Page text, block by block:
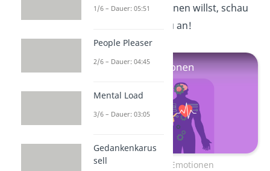
Grundemotionen lernen willst, schau
dazu an!
Zum Video: Emotionen
1/6 – Dauer: 05:51
People Pleaser
2/6 – Dauer: 04:45
Mental Load
3/6 – Dauer: 03:05
Gedankenkarus
sell